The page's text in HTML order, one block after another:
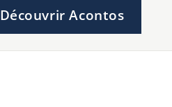
Découvrir Acontos